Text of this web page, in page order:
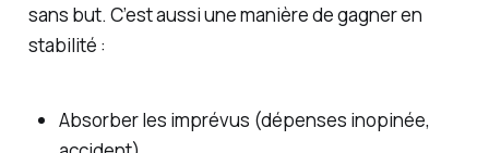
sans but. C’est aussi une manière de gagner en
stabilité :
Absorber les imprévus (dépenses inopinée,